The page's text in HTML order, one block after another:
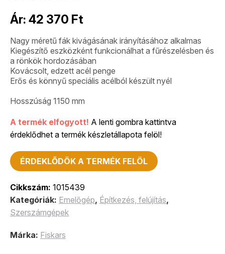
Ár: 42 370 Ft
Nagy méretű fák kivágásának irányításához alkalmas
Kiegészítő eszközként funkcionálhat a fűrészelésben és
a rönkök hordozásában
Kovácsolt, edzett acél penge
Erős és könnyű speciális acélból készült nyél
Hosszúság 1150 mm
A termék elfogyott! A lenti gombra kattintva
érdeklődhet a termék készletállapota felöl!
ÉRDEKLŐDÖK A TERMÉK FELÖL
Cikkszám: 1015439
Kategóriák: Emelőgép, Építkezés, felújítás,
Szerszámgépek
Márka: Fiskars